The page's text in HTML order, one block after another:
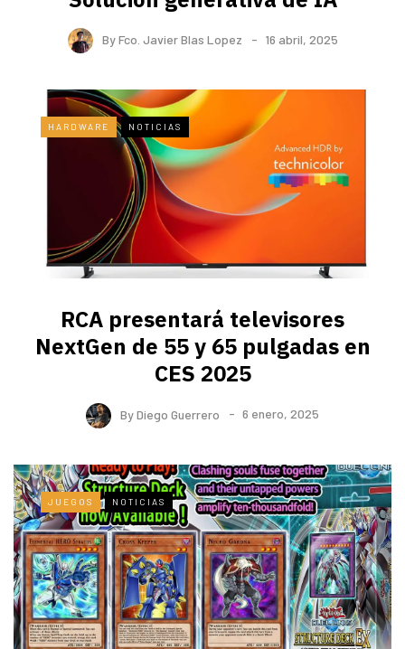
ByFco. Javier Blas Lopez 16 abril, 2025
HARDWARE NOTICIAS
RCA presentará televisores
NextGen de 55 y 65 pulgadas en
CES 2025
ByDiego Guerrero 6 enero, 2025
JUEGOS NOTICIAS